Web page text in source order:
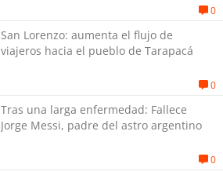
0
San Lorenzo: aumenta el flujo de
viajeros hacia el pueblo de Tarapacá
0
Tras una larga enfermedad: Fallece
Jorge Messi, padre del astro argentino
0